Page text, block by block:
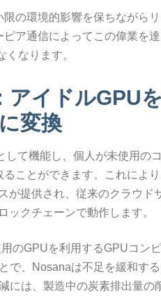
の環境的影響を保ちながら
ア通信によってこの偉業を
なります。
イドルGPU
変換
して機能し、個人が未使用の
ことができます。これによ
が提供され、従来のクラウド
ックチェーンで動作します。
のGPUを利用するGPUコン
で、Nosanaは不足を緩和す
には、製造中の炭素排出量の